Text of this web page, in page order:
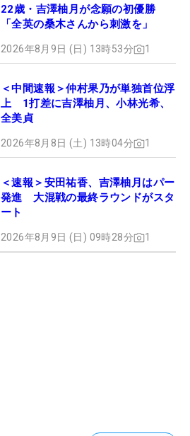
22歳・吉澤柚月が念願の初優勝
「全英の桑木さんから刺激を」
2026年8月9日 (日) 13時53分 1
＜中間速報＞仲村果乃が単独首位浮
上 1打差に吉澤柚月、小林光希、
全美貞
2026年8月8日 (土) 13時04分 1
＜速報＞安田祐香、吉澤柚月はパー
発進 大混戦の最終ラウンドがスタ
ート
2026年8月9日 (日) 09時28分 1